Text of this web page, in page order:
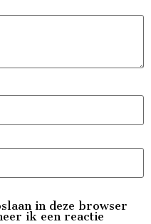
in deze browser
ik een reactie